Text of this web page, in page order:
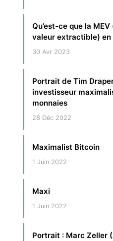
Qu’est-ce que la
valeur extractible) en
30 Avr 2023
Portrait de Tim
investisseur
monnaies
28 Déc 2022
Maximalist Bitcoin
1 Juin 2022
Maxi
1 Juin 2022
Portrait : Marc Zeller